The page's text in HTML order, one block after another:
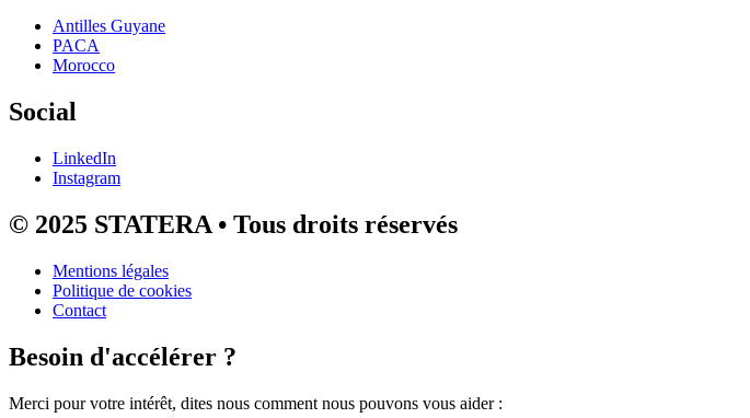
Antilles Guyane
PACA
Morocco
Social
LinkedIn
Instagram
© 2025 STATERA • Tous droits réservés
Mentions légales
Politique de cookies
Contact
Besoin d'accélérer ?
Merci pour votre intérêt, dites nous comment nous pouvons vous aider :